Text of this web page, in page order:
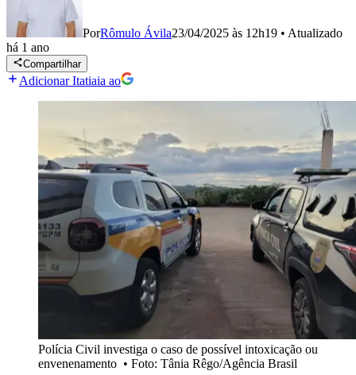
PorRômulo Ávila23/04/2025 às 12h19 • Atualizado
há 1 ano
Compartilhar
Adicionar Itatiaia ao
Polícia Civil investiga o caso de possível intoxicação ou
envenenamento • Foto: Tânia Rêgo/Agência Brasil